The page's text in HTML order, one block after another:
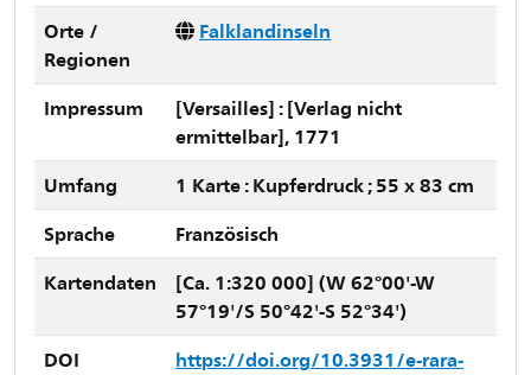
Orte /
Regionen
Falklandinseln
Impressum
[Versailles] : [Verlag nicht
ermittelbar], 1771
Umfang
1 Karte : Kupferdruck ; 55 x 83 cm
Sprache
Französisch
Kartendaten
[Ca. 1:320 000] (W 62°00'-W
57°19'/S 50°42'-S 52°34')
DOI
https://doi.org/10.3931/e-rara-